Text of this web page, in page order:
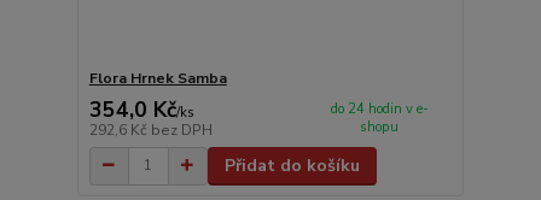
Flora Hrnek Samba
354,0 Kč/ks
292,6 Kč bez DPH
do 24 hodin v e-
shopu
Přidat do košíku